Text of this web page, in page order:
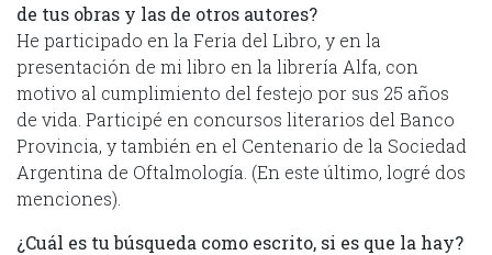
de tus obras y las de otros autores?
He participado en la Feria del Libro, y en la
presentación de mi libro en la librería Alfa, con
motivo al cumplimiento del festejo por sus 25 años
de vida. Participé en concursos literarios del Banco
Provincia, y también en el Centenario de la Sociedad
Argentina de Oftalmología. (En este último, logré dos
menciones).
¿Cuál es tu búsqueda como escrito, si es que la hay?